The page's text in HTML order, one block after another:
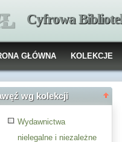
Cyfrowa
GŁÓWNA KOLEKCJE
wg kolekcji
Wydawnictwa
nielegalne i niezależne